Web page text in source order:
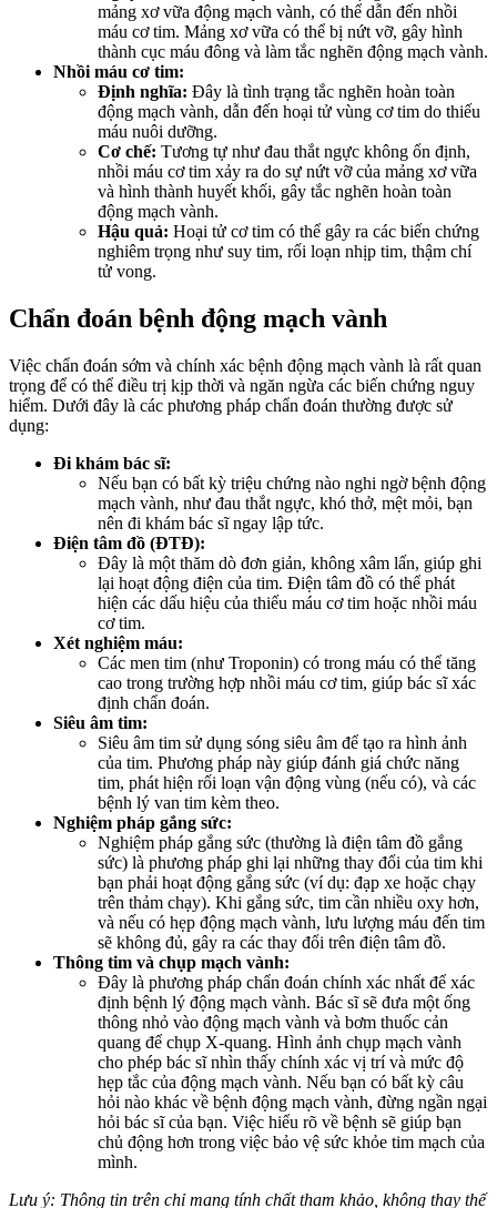
mảng xơ vữa động mạch vành, có thể dẫn đến nhồi
máu cơ tim. Mảng xơ vữa có thể bị nứt vỡ, gây hình
thành cục máu đông và làm tắc nghẽn động mạch vành.
Nhồi máu cơ tim:
Định nghĩa: Đây là tình trạng tắc nghẽn hoàn toàn
động mạch vành, dẫn đến hoại tử vùng cơ tim do thiếu
máu nuôi dưỡng.
Cơ chế: Tương tự như đau thắt ngực không ổn định,
nhồi máu cơ tim xảy ra do sự nứt vỡ của mảng xơ vữa
và hình thành huyết khối, gây tắc nghẽn hoàn toàn
động mạch vành.
Hậu quả: Hoại tử cơ tim có thể gây ra các biến chứng
nghiêm trọng như suy tim, rối loạn nhịp tim, thậm chí
tử vong.
Chẩn đoán bệnh động mạch vành
Việc chẩn đoán sớm và chính xác bệnh động mạch vành là rất quan
trọng để có thể điều trị kịp thời và ngăn ngừa các biến chứng nguy
hiểm. Dưới đây là các phương pháp chẩn đoán thường được sử
dụng:
Đi khám bác sĩ:
Nếu bạn có bất kỳ triệu chứng nào nghi ngờ bệnh động
mạch vành, như đau thắt ngực, khó thở, mệt mỏi, bạn
nên đi khám bác sĩ ngay lập tức.
Điện tâm đồ (ĐTĐ):
Đây là một thăm dò đơn giản, không xâm lấn, giúp ghi
lại hoạt động điện của tim. Điện tâm đồ có thể phát
hiện các dấu hiệu của thiếu máu cơ tim hoặc nhồi máu
cơ tim.
Xét nghiệm máu:
Các men tim (như Troponin) có trong máu có thể tăng
cao trong trường hợp nhồi máu cơ tim, giúp bác sĩ xác
định chẩn đoán.
Siêu âm tim:
Siêu âm tim sử dụng sóng siêu âm để tạo ra hình ảnh
của tim. Phương pháp này giúp đánh giá chức năng
tim, phát hiện rối loạn vận động vùng (nếu có), và các
bệnh lý van tim kèm theo.
Nghiệm pháp gắng sức:
Nghiệm pháp gắng sức (thường là điện tâm đồ gắng
sức) là phương pháp ghi lại những thay đổi của tim khi
bạn phải hoạt động gắng sức (ví dụ: đạp xe hoặc chạy
trên thảm chạy). Khi gắng sức, tim cần nhiều oxy hơn,
và nếu có hẹp động mạch vành, lưu lượng máu đến tim
sẽ không đủ, gây ra các thay đổi trên điện tâm đồ.
Thông tim và chụp mạch vành:
Đây là phương pháp chẩn đoán chính xác nhất để xác
định bệnh lý động mạch vành. Bác sĩ sẽ đưa một ống
thông nhỏ vào động mạch vành và bơm thuốc cản
quang để chụp X-quang. Hình ảnh chụp mạch vành
cho phép bác sĩ nhìn thấy chính xác vị trí và mức độ
hẹp tắc của động mạch vành. Nếu bạn có bất kỳ câu
hỏi nào khác về bệnh động mạch vành, đừng ngần ngại
hỏi bác sĩ của bạn. Việc hiểu rõ về bệnh sẽ giúp bạn
chủ động hơn trong việc bảo vệ sức khỏe tim mạch của
mình.
Lưu ý: Thông tin trên chỉ mang tính chất tham khảo, không thay thế